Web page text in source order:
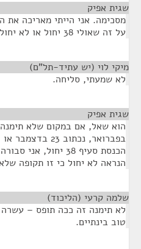
שגית אפיק
על זה שאולי 38 יחול או לא יחול.
מיקי לוי (יש עתיד-תל"ם)
לא שמעתי, סליחה.
שגית אפיק
הנראה לא יחול כי זו תקופה
שלמה קרעי (הליכוד)
לא תימנה זה ככה תופס –
טוב בינתיים.